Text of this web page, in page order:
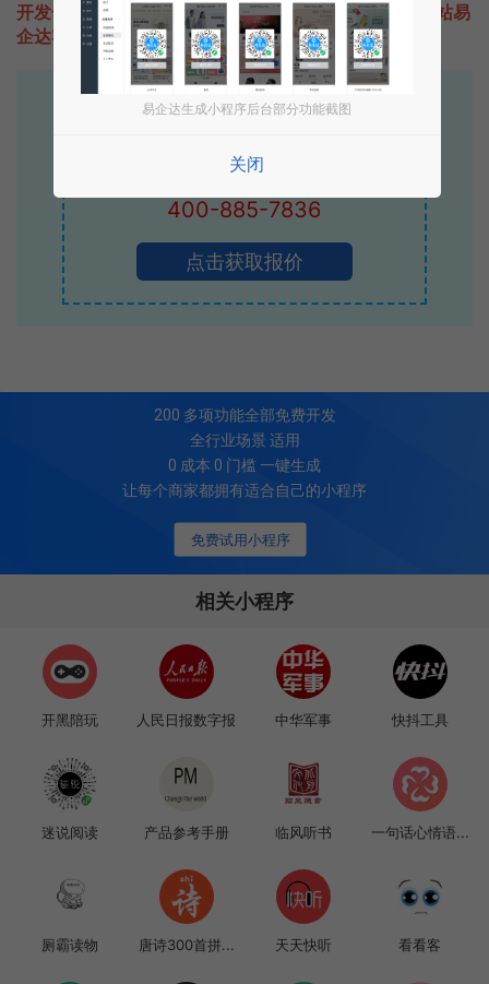
开发一款类似北京演唱会的小程序不难，只需要咨询本站易
企达客服即可为您定制开发，免费提供报价。
易企达10年行业沉淀！
立即拨打电话享优惠
400-885-7836
点击获取报价
免费试用小程序
200 多项功能全部免费开发
全行业场景 适用
0 成本 0 门槛 一键生成
让每个商家都拥有适合自己的小程序
相关小程序
开黑陪玩 人民日报数字报 中华军事 快抖工具
迷说阅读 产品参考手册 临风听书 一句话心情语...
厕霸读物 唐诗300首拼... 天天快听 看看客
易企达生成小程序后台部分功能截图
关闭